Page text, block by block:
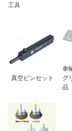
工具
真空ピンセット
車
グ
品